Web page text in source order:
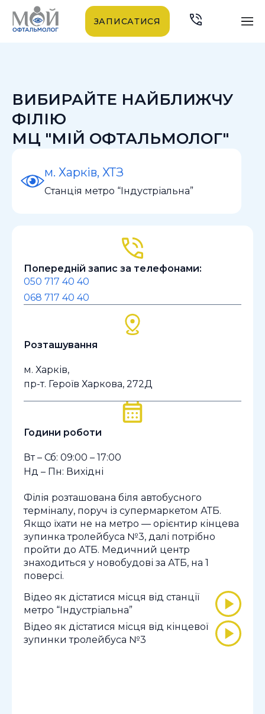
ЗАПИСАТИСЯ
ВИБИРАЙТЕ НАЙБЛИЖЧУ
ФІЛІЮ
МЦ "МІЙ ОФТАЛЬМОЛОГ"
м. Харків, ХТЗ
Станція метро “Індустріальна”
Попередній запис за телефонами:
050 717 40 40
068 717 40 40
Розташування
м. Харків,
пр-т. Героїв Харкова, 272Д
Години роботи
Вт – Сб: 09:00 – 17:00
Нд – Пн: Вихідні
Філія розташована біля автобусного
терміналу, поруч із супермаркетом АТБ.
Якщо їхати не на метро — орієнтир кінцева
зупинка тролейбуса №3, далі потрібно
пройти до АТБ. Медичний центр
знаходиться у новобудові за АТБ, на 1
поверсі.
Відео як дістатися місця від станції
метро “Індустріальна”
Відео як дістатися місця від кінцевої
зупинки тролейбуса №3